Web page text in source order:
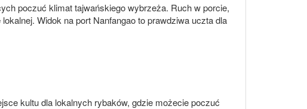
poczuć klimat tajwańskiego wybrzeża. Ruch w porcie,
Widok na port Nanfangao to prawdziwa uczta dla
kultu dla lokalnych rybaków, gdzie możecie poczuć